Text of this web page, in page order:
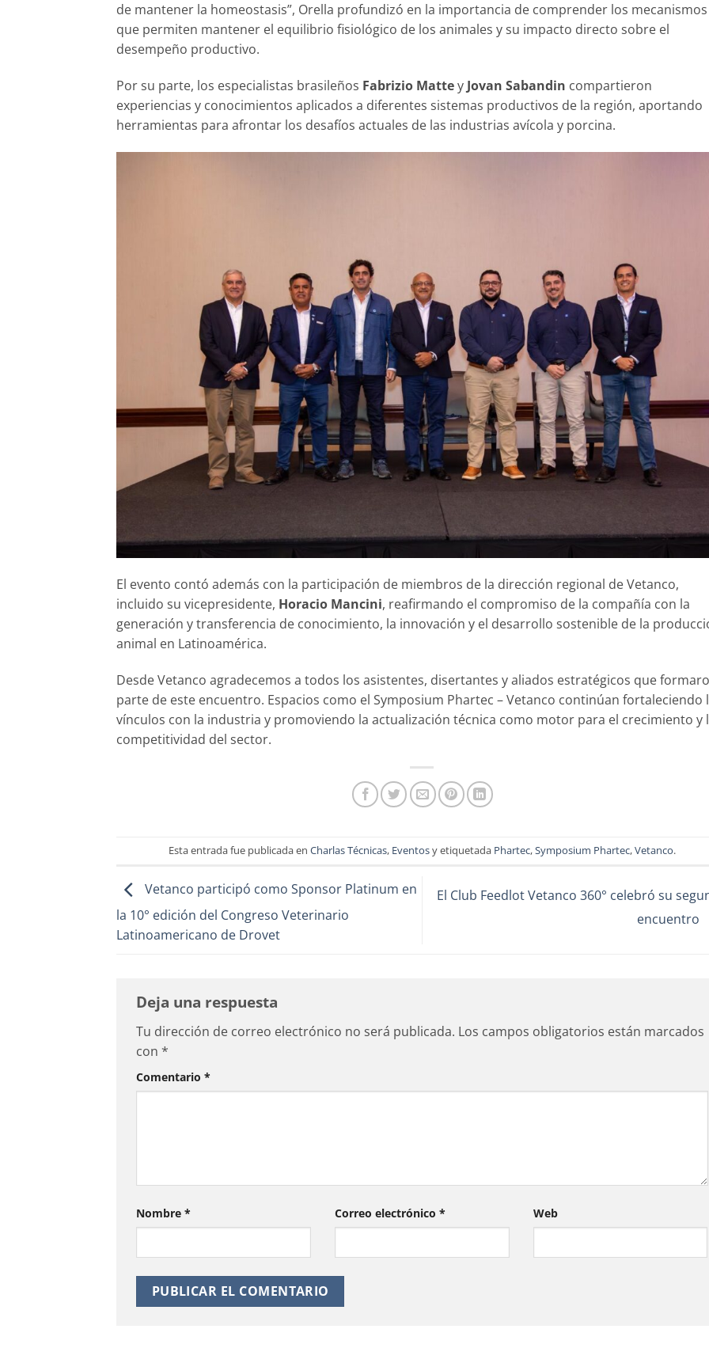
de mantener la homeostasis”, Orella profundizó en la importancia de comprender los mecanismos
que permiten mantener el equilibrio fisiológico de los animales y su impacto directo sobre el
desempeño productivo.
Por su parte, los especialistas brasileños Fabrizio Mattey Jovan Sabandin compartieron
experiencias y conocimientos aplicados a diferentes sistemas productivos de la región, aportando
herramientas para afrontar los desafíos actuales de las industrias avícola y porcina.
El evento contó además con la participación de miembros de la dirección regional de Vetanco,
incluido su vicepresidente, Horacio Mancini, reafirmando el compromiso de la compañía con la
generación y transferencia de conocimiento, la innovación y el desarrollo sostenible de la
animal en Latinoamérica.
Desde Vetanco agradecemos a todos los asistentes, disertantes y aliados estratégicos que
parte de este encuentro. Espacios como el Symposium Phartec – Vetanco continúan fortaleciendo
vínculos con la industria y promoviendo la actualización técnica como motor para el crecimiento y
competitividad del sector.
Esta entrada fue publicada en Charlas Técnicas, Eventosy etiquetada Phartec,Symposium Phartec,Vetanco.
Vetanco participó como Sponsor Platinum en
la 10° edición del Congreso Veterinario
Latinoamericano de Drovet
El Club Feedlot Vetanco 360° celebró su
encuentro
Deja una respuesta
Tu dirección de correo electrónico no será publicada. Los campos obligatorios están marcados
con *
Comentario *
Nombre * Correo electrónico * Web